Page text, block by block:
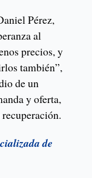
Pérez,
al
precios, y
también”,
de un
y oferta,
de